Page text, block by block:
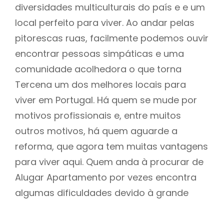
diversidades multiculturais do país e e um
local perfeito para viver. Ao andar pelas
pitorescas ruas, facilmente podemos ouvir
encontrar pessoas simpáticas e uma
comunidade acolhedora o que torna
Tercena um dos melhores locais para
viver em Portugal. Há quem se mude por
motivos profissionais e, entre muitos
outros motivos, há quem aguarde a
reforma, que agora tem muitas vantagens
para viver aqui. Quem anda à procurar de
Alugar Apartamento por vezes encontra
algumas dificuldades devido à grande